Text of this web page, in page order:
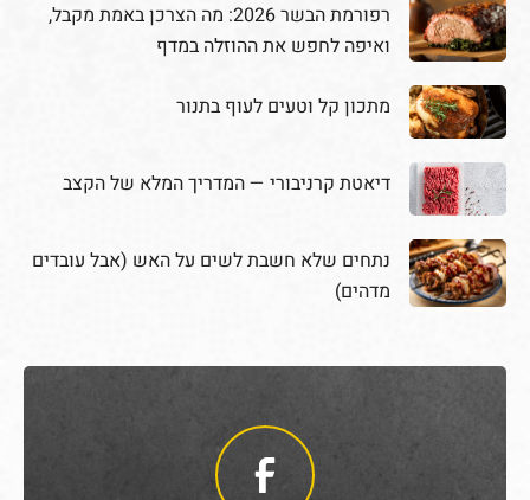
רפורמת הבשר 2026: מה הצרכן באמת מקבל,
ואיפה לחפש את ההוזלה במדף
מתכון קל וטעים לעוף בתנור
דיאטת קרניבורי — המדריך המלא של הקצב
נתחים שלא חשבת לשים על האש (אבל עובדים
מדהים)